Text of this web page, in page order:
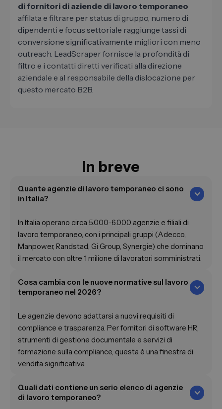
di fornitori di aziende di lavoro temporaneo
affilata e filtrare per status di gruppo, numero di
dipendenti e focus settoriale raggiunge tassi di
conversione significativamente migliori con meno
outreach. LeadScraper fornisce la profondità di
filtro e i contatti diretti verificati alla direzione
aziendale e al responsabile della dislocazione per
questo mercato B2B.
In breve
Quante agenzie di lavoro temporaneo ci sono
in Italia?
In Italia operano circa 5.000-6.000 agenzie e filiali di
lavoro temporaneo, con i principali gruppi (Adecco,
Manpower, Randstad, Gi Group, Synergie) che dominano
il mercato con oltre 1 milione di lavoratori somministrati.
Cosa cambia con le nuove normative sul lavoro
temporaneo nel 2026?
Le agenzie devono adattarsi a nuovi requisiti di
compliance e trasparenza. Per fornitori di software HR,
strumenti di gestione documentale e servizi di
formazione sulla compliance, questa è una finestra di
vendita significativa.
Quali dati contiene un serio elenco di agenzie
di lavoro temporaneo?